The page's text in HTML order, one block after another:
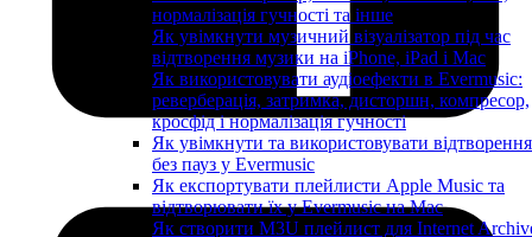
нормалізація гучності та інше
Як увімкнути музичний візуалізатор під час
відтворення музики на iPhone, iPad і Mac
Як використовувати аудіоефекти в Evermusic:
реверберація, затримка, дисторшн, компресор,
кросфід і нормалізація гучності
Як увімкнути та використовувати відтворення
без пауз у Evermusic
Як експортувати плейлисти Apple Music та
відтворювати їх у Evermusic на Mac
Як створити M3U плейлист для Internet